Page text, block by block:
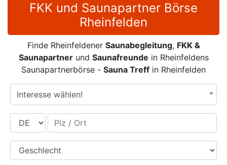
FKK und Saunapartner Börse
Rheinfelden
Finde Rheinfeldener Saunabegleitung, FKK &
Saunapartnerund Saunafreunde in Rheinfeldens
Saunapartnerbörse - Sauna Treff in Rheinfelden
Interesse wählen!
Land Plz / Ort
Geschlecht